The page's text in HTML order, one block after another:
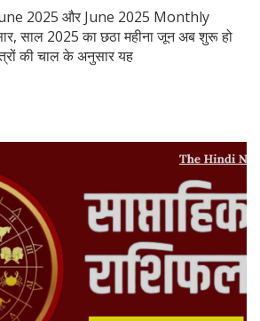
2025 और June 2025 Monthly
साल 2025 का छठा महीना जून अब शुरू हो
की चाल के अनुसार यह